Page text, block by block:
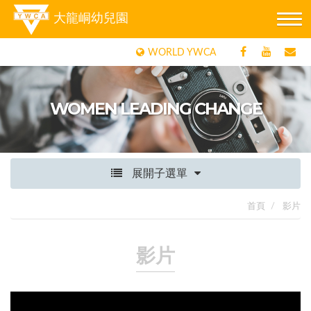
大龍峒幼兒園
WORLD YWCA
WOMEN LEADING CHANGE
展開子選單
首頁 影片
影片